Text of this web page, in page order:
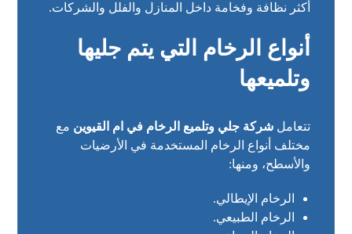
أكثر نظافة وفخامة داخل المنازل والفلل والشركات.
أنواع الرخام التي يتم جليها
وتلميعها
تتعاملشركة جلي وتلميع الرخام في ام القيوين مع
مختلف أنواع الرخام المستخدمة في الأرضيات
والأسطح، ومنها:
الرخام الإيطالي.
الرخام الطبيعي.